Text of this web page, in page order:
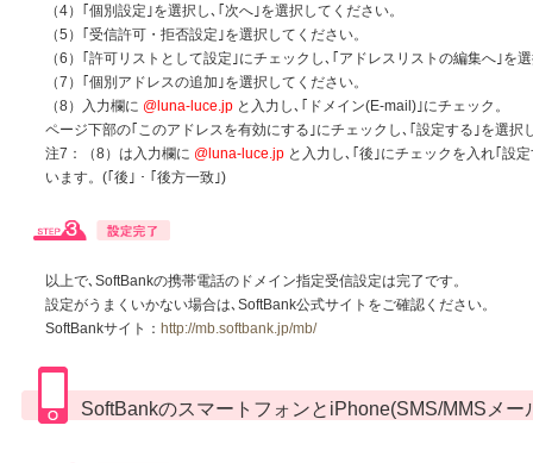
（4）｢個別設定｣を選択し､｢次へ｣を選択してください。
（5）｢受信許可・拒否設定｣を選択してください。
（6）｢許可リストとして設定｣にチェックし､｢アドレスリストの編集へ｣を
（7）｢個別アドレスの追加｣を選択してください。
（8）入力欄に @luna-luce.jp と入力し､｢ドメイン(E-mail)｣にチェック。
ページ下部の｢このアドレスを有効にする｣にチェックし､｢設定する｣を選択
注7：（8）は入力欄に @luna-luce.jp と入力し､｢後｣にチェックを入れ｢設
います。(｢後｣・｢後方一致｣)
以上で､SoftBankの携帯電話のドメイン指定受信設定は完了です。
設定がうまくいかない場合は､SoftBank公式サイトをご確認ください。
SoftBankサイト： http://mb.softbank.jp/mb/
SoftBankのスマートフォンとiPhone(SMS/MMSメー